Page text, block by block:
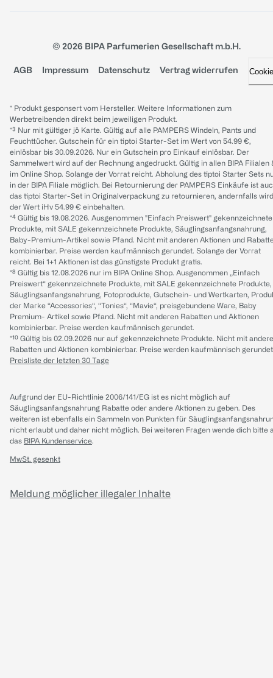
© 2026 BIPA Parfumerien Gesellschaft m.b.H.
AGB Impressum Datenschutz Vertrag widerrufen
* Produkt gesponsert vom Hersteller. Weitere Informationen zum
Werbetreibenden direkt beim jeweiligen Produkt.
*³ Nur mit gültiger jö Karte. Gültig auf alle PAMPERS Windeln, Pants und
Feuchttücher. Gutschein für ein tiptoi Starter-Set im Wert von 54.99 €,
einlösbar bis 30.09.2026. Nur ein Gutschein pro Einkauf einlösbar. Der
Sammelwert wird auf der Rechnung angedruckt. Gültig in allen BIPA Filialen
im Online Shop. Solange der Vorrat reicht. Abholung des tiptoi Starter Sets
in der BIPA Filiale möglich. Bei Retournierung der PAMPERS Einkäufe ist
das tiptoi Starter-Set in Originalverpackung zu retournieren, andernfalls wird
der Wert iHv 54.99 € einbehalten.
*⁴ Gültig bis 19.08.2026. Ausgenommen "Einfach Preiswert" gekennzeichnete
Produkte, mit SALE gekennzeichnete Produkte, Säuglingsanfangsnahrung,
Baby-Premium-Artikel sowie Pfand. Nicht mit anderen Aktionen und
kombinierbar. Preise werden kaufmännisch gerundet. Solange der Vorrat
reicht. Bei 1+1 Aktionen ist das günstigste Produkt gratis.
*⁸ Gültig bis 12.08.2026 nur im BIPA Online Shop. Ausgenommen „Einfach
Preiswert“ gekennzeichnete Produkte, mit SALE gekennzeichnete Produkte,
Säuglingsanfangsnahrung, Fotoprodukte, Gutschein- und Wertkarten,
der Marke “Accessories“, “Tonies“, “Mavie“, preisgebundene Ware, Baby
Premium- Artikel sowie Pfand. Nicht mit anderen Rabatten und Aktionen
kombinierbar. Preise werden kaufmännisch gerundet.
*¹⁰ Gültig bis 02.09.2026 nur auf gekennzeichnete Produkte. Nicht mit
Rabatten und Aktionen kombinierbar. Preise werden kaufmännisch
Preisliste der letzten 30 Tage
Aufgrund der EU-Richtlinie 2006/141/EG ist es nicht möglich auf
Säuglingsanfangsnahrung Rabatte oder andere Aktionen zu geben. Des
weiteren ist ebenfalls ein Sammeln von Punkten für
nicht erlaubt und daher nicht möglich. Bei weiteren Fragen wende dich bitte
das BIPA Kundenservice.
MwSt. gesenkt
Meldung möglicher illegaler Inhalte